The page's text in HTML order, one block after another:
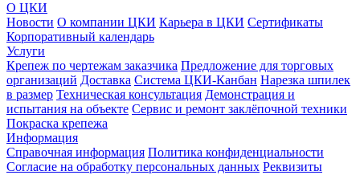
О ЦКИ
Новости О компании ЦКИ Карьера в ЦКИ Сертификаты
Корпоративный календарь
Услуги
Крепеж по чертежам заказчика Предложение для торговых
организаций Доставка Система ЦКИ-Канбан Нарезка шпилек
в размер Техническая консультация Демонстрация и
испытания на объекте Сервис и ремонт заклёпочной техники
Покраска крепежа
Информация
Справочная информация Политика конфиденциальности
Согласие на обработку персональных данных Реквизиты